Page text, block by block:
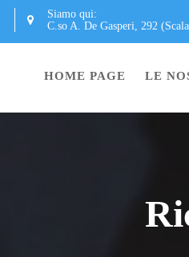
Siamo qui:
C.so A. De Gasperi, 292
HOME PAGE LE